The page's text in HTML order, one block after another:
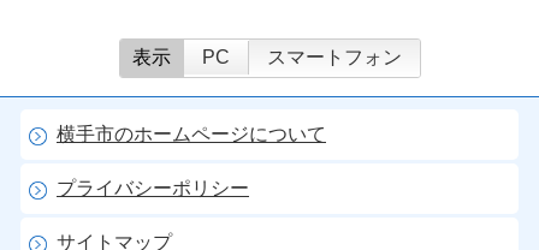
表示 PC スマートフォン
横手市のホームページについて
プライバシーポリシー
サイトマップ